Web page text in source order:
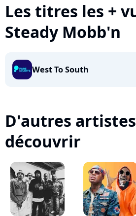
Les titres les +
Steady Mobb'n
West To South
D'autres
découvrir